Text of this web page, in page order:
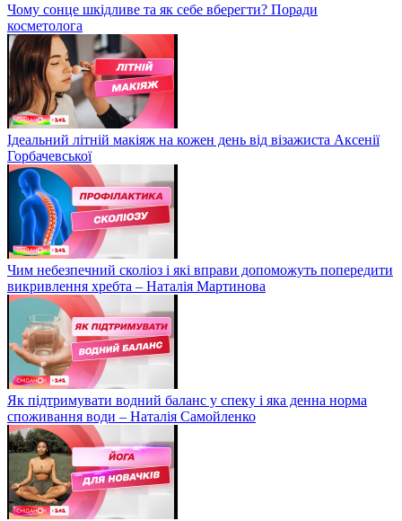
Чому сонце шкідливе та як себе вберегти? Поради
косметолога
Ідеальний літній макіяж на кожен день від візажиста Аксенії
Горбачевської
Чим небезпечний сколіоз і які вправи допоможуть попередити
викривлення хребта – Наталія Мартинова
Як підтримувати водний баланс у спеку і яка денна норма
споживання води – Наталія Самойленко